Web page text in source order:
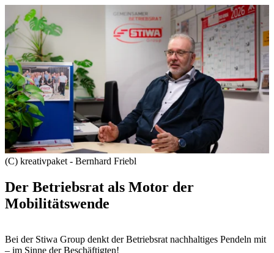
(C) kreativpaket - Bernhard Friebl
Der Betriebsrat als Motor der
Mobilitätswende
Bei der Stiwa Group denkt der Betriebsrat nachhaltiges Pendeln mit
– im Sinne der Beschäftigten!